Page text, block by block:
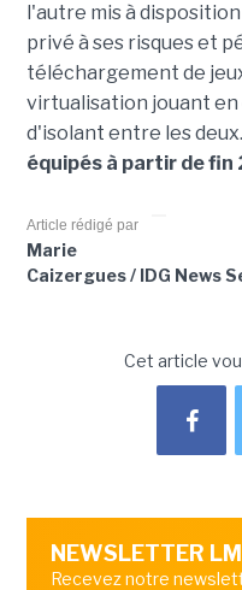
l'autre mis à
privé à ses risques et
téléchargement de
virtualisation jouant en
d'isolant entre les deux.
équipés à partir de fin
Article rédigé par
Marie
Caizergues / IDG News
Cet article
NEWSLETTER LMI
Recevez notre